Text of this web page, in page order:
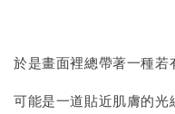
於是畫面裡總帶著一種若
可能是一道貼近肌膚的光